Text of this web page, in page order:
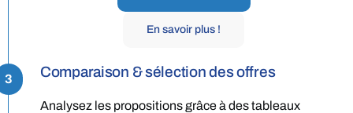
En savoir plus !
Comparaison & sélection des offres
3
Analysez les propositions grâce à des tableaux